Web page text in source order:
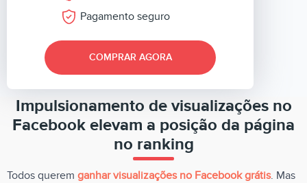
Pagamento seguro
COMPRAR AGORA
Impulsionamento de visualizações no
Facebook elevam a posição da página
no ranking
Todos querem ganhar visualizações no Facebook grátis. Mas